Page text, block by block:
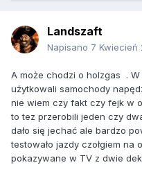
Landszaft
Napisano 7 Kwiecień
A może chodzi o holzgas .
użytkowali samochody
nie wiem czy fakt czy fejk w
to tez przerobili jeden czy
dało się jechać ale bardzo
testowało jazdy czołgiem na
pokazywane w TV z dwie